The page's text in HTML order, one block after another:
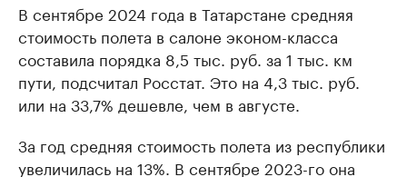
В сентябре 2024 года в Татарстане средняя
стоимость полета в салоне эконом-класса
составила порядка 8,5 тыс. руб. за 1 тыс. км
пути, подсчитал Росстат. Это на 4,3 тыс. руб.
или на 33,7% дешевле, чем в августе.
За год средняя стоимость полета из республики
увеличилась на 13%. В сентябре 2023-го она